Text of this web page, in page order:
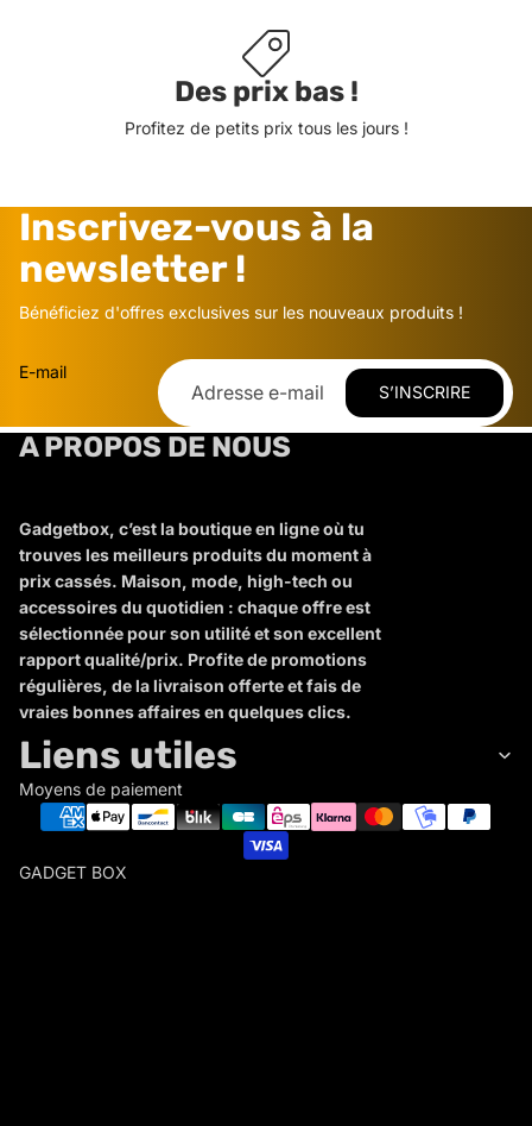
Des prix bas !
Profitez de petits prix tous les jours !
Inscrivez-vous à la
newsletter !
Bénéficiez d'offres exclusives sur les nouveaux produits !
E-mail
S’INSCRIRE
A PROPOS DE NOUS
Gadgetbox, c’est la boutique en ligne où tu
trouves les meilleurs produits du moment à
prix cassés. Maison, mode, high-tech ou
accessoires du quotidien : chaque offre est
sélectionnée pour son utilité et son excellent
rapport qualité/prix. Profite de promotions
régulières, de la livraison offerte et fais de
vraies bonnes affaires en quelques clics.
Liens utiles
Moyens de paiement
GADGET BOX